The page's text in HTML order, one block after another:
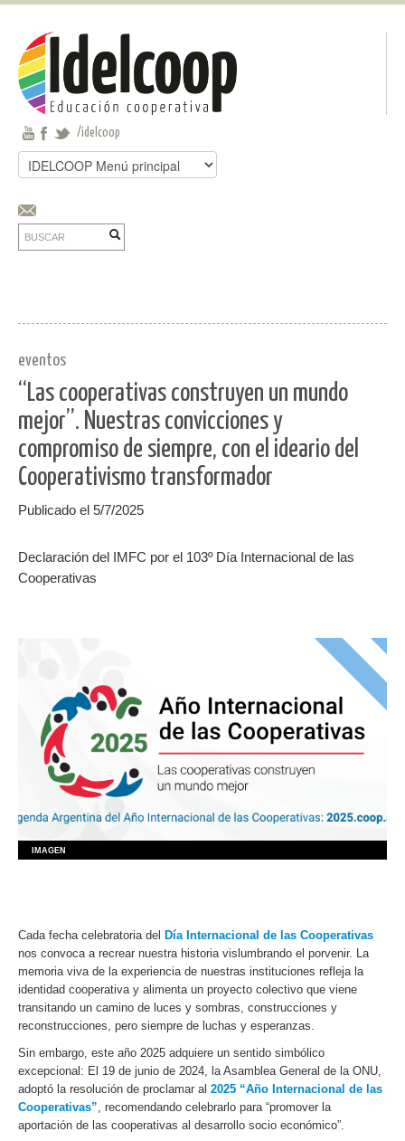
Pasar al contenido principal
Jump to main content
/idelcoop
Formulario de búsqueda
eventos
“Las cooperativas construyen un mundo
mejor”. Nuestras convicciones y
compromiso de siempre, con el ideario del
Cooperativismo transformador
Publicado el 5/7/2025
Declaración del IMFC por el 103º Día Internacional de las
Cooperativas
IMAGEN
Cada fecha celebratoria del Día Internacional de las Cooperativas
nos convoca a recrear nuestra historia vislumbrando el porvenir. La
memoria viva de la experiencia de nuestras instituciones refleja la
identidad cooperativa y alimenta un proyecto colectivo que viene
transitando un camino de luces y sombras, construcciones y
reconstrucciones, pero siempre de luchas y esperanzas.
Sin embargo, este año 2025 adquiere un sentido simbólico
excepcional: El 19 de junio de 2024, la Asamblea General de la ONU,
adoptó la resolución de proclamar al 2025 “Año Internacional de las
Cooperativas”, recomendando celebrarlo para “promover la
aportación de las cooperativas al desarrollo socio económico”.